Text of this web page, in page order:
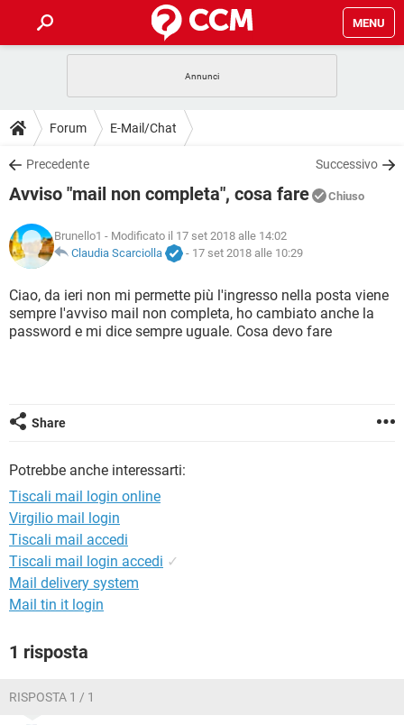
MENU
INTRATTENIMENTO
iOS
INSTAGRAM WHATSAPP
TIKTOK
HARDWARE
GUIDE
COVID-19
INSTAGRAM WHATSAPP
TIKTOK
HARDWARE
DOWNLOAD
COVID-19 GAMING
INTRATTENIMENTO
iOS WINDOWS 10
INSTAGRAM WHATSAPP
TIKTOK FACEBOOK
COVID-19 GAMING
INTRATTENIMENTO
iOS WINDOWS 10
INSTAGRAM WHATSAPP
GLOSSARIO
COVID-19 GAMING
INTRATTENIMENTO ANDROID
TIKTOK
Forum E-Mail/Chat
Precedente Successivo
Avviso "mail non completa", cosa fare Chiuso
Brunello1 - Modificato il 17 set 2018 alle 14:02
Claudia Scarciolla
- 17 set 2018 alle 10:29
Ciao, da ieri non mi permette più l'ingresso nella posta viene
sempre l'avviso mail non completa, ho cambiato anche la
password e mi dice sempre uguale. Cosa devo fare
Share
Potrebbe anche interessarti:
Tiscali mail login online
Virgilio mail login
Tiscali mail accedi
Tiscali mail login accedi ✓
Mail delivery system
Mail tin it login
1 risposta
RISPOSTA 1 / 1